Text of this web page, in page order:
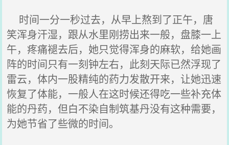
时间一分一秒过去，从早上熬到了正午，唐
笑浑身汗湿，跟从水里刚捞出来一般，盘膝一上
午，疼痛褪去后，她只觉得浑身的麻软，给她画
阵的时间只有一刻钟左右，此刻天际已然浮现了
雷云，体内一股精纯的药力发散开来，让她迅速
恢复了体能，一般人在这时候还得吃一些补充体
能的丹药，但白不染自制筑基丹没有这种需要，
为她节省了些微的时间。